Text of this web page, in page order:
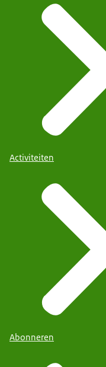
Activiteiten
Abonneren